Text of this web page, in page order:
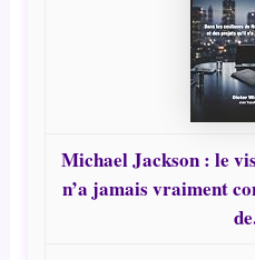
Michael Jackson : le
n’a jamais vraiment